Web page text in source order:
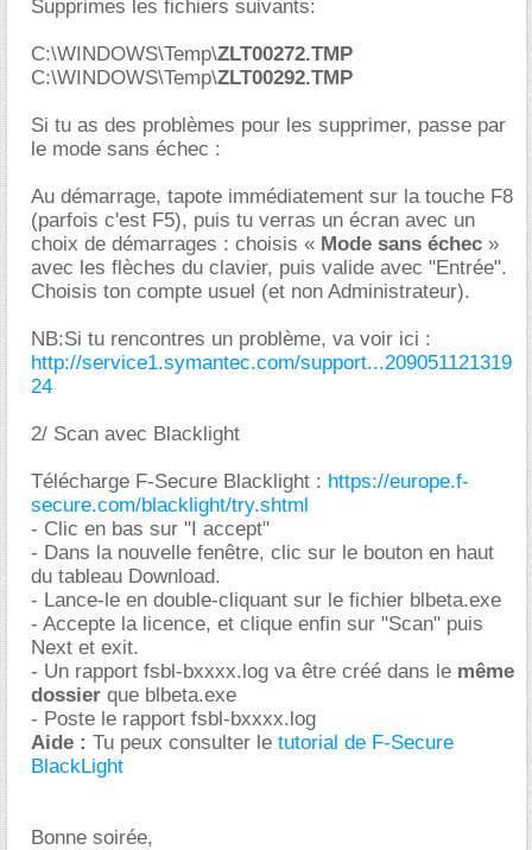
Supprimes les fichiers suivants:
C:\WINDOWS\Temp\ZLT00272.TMP
C:\WINDOWS\Temp\ZLT00292.TMP
Si tu as des problèmes pour les supprimer, passe par
le mode sans échec :
Au démarrage, tapote immédiatement sur la touche F8
(parfois c'est F5), puis tu verras un écran avec un
choix de démarrages : choisis « Mode sans échec »
avec les flèches du clavier, puis valide avec "Entrée".
Choisis ton compte usuel (et non Administrateur).
NB:Si tu rencontres un problème, va voir ici :
http://service1.symantec.com/support...209051121319
24
2/ Scan avec Blacklight
Télécharge F-Secure Blacklight : https://europe.f-
secure.com/blacklight/try.shtml
- Clic en bas sur "I accept"
- Dans la nouvelle fenêtre, clic sur le bouton en haut
du tableau Download.
- Lance-le en double-cliquant sur le fichier blbeta.exe
- Accepte la licence, et clique enfin sur "Scan" puis
Next et exit.
- Un rapport fsbl-bxxxx.log va être créé dans le même
dossier que blbeta.exe
- Poste le rapport fsbl-bxxxx.log
Aide : Tu peux consulter le tutorial de F-Secure
BlackLight
Bonne soirée,